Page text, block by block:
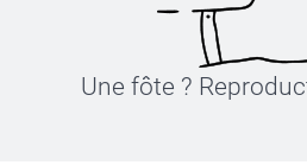
Une fôte ?